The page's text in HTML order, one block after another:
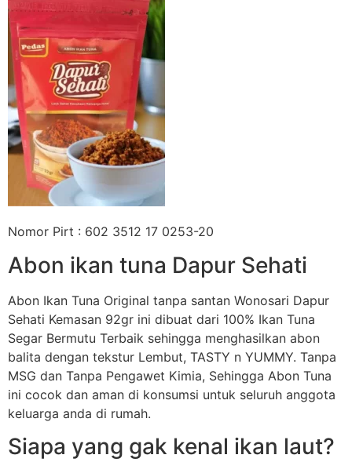
Nomor Pirt : 602 3512 17 0253-20
Abon ikan tuna Dapur Sehati
Abon Ikan Tuna Original tanpa santan Wonosari Dapur
Sehati Kemasan 92gr ini dibuat dari 100% Ikan Tuna
Segar Bermutu Terbaik sehingga menghasilkan abon
balita dengan tekstur Lembut, TASTY n YUMMY. Tanpa
MSG dan Tanpa Pengawet Kimia, Sehingga Abon Tuna
ini cocok dan aman di konsumsi untuk seluruh anggota
keluarga anda di rumah.
Siapa yang gak kenal ikan laut?